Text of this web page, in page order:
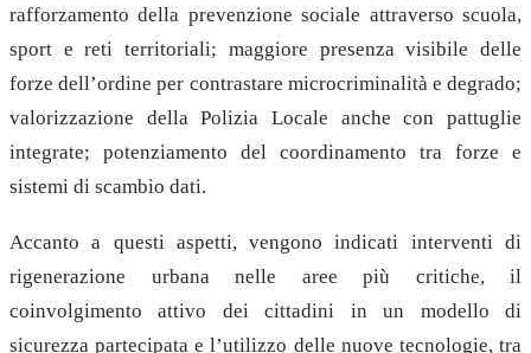
rafforzamento della prevenzione sociale attraverso scuola,
sport e reti territoriali; maggiore presenza visibile delle
forze dell’ordine per contrastare microcriminalità e degrado;
valorizzazione della Polizia Locale anche con pattuglie
integrate; potenziamento del coordinamento tra forze e
sistemi di scambio dati.
Accanto a questi aspetti, vengono indicati interventi di
rigenerazione urbana nelle aree più critiche, il
coinvolgimento attivo dei cittadini in un modello di
sicurezza partecipata e l’utilizzo delle nuove tecnologie, tra